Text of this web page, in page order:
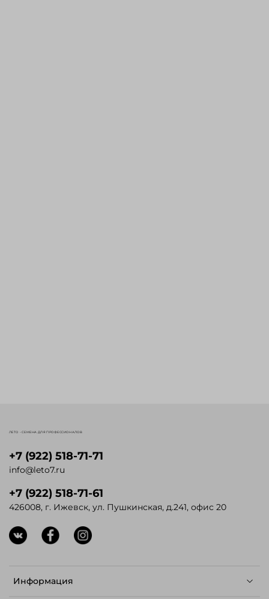
Информация
+7 (922) 518-71-71
info@leto7.ru
+7 (922) 518-71-61
426008, г. Ижевск, ул. Пушкинская, д.241, офис 20
ЛЕТО - СЕМЕНА ДЛЯ ПРОФЕССИОНАЛОВ